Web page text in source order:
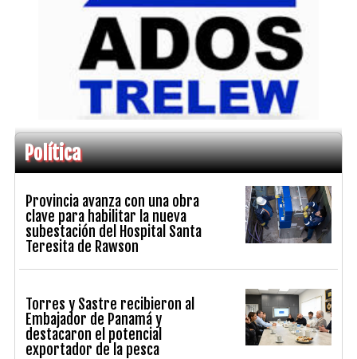
Política
Provincia avanza con una obra
clave para habilitar la nueva
subestación del Hospital Santa
Teresita de Rawson
Torres y Sastre recibieron al
Embajador de Panamá y
destacaron el potencial
exportador de la pesca